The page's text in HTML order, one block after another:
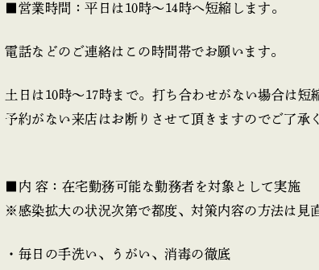
■営業時間：平日は10時～14時へ短縮します。
電話などのご連絡はこの時間帯でお願います。
土日は10時～17時まで。打ち合わせがない場合は短
予約がない来店はお断りさせて頂きますのでご了承
■内 容：在宅勤務可能な勤務者を対象として実施
※感染拡大の状況次第で都度、対策内容の方法は見
・毎日の手洗い、うがい、消毒の徹底